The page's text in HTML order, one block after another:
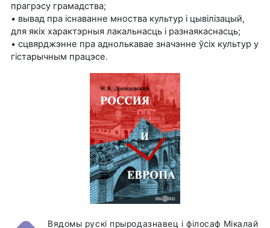
прагрэсу грамадства;
• вывад пра існаванне мноства культур і цывілізацый,
для якіх характэрныя лакальнасць і разнаякаснасць;
• сцвярджэнне пра аднолькавае значэнне ўсіх культур у
гістарычным працэсе.
Вядомы рускі прыродазнавец і філосаф Мікалай